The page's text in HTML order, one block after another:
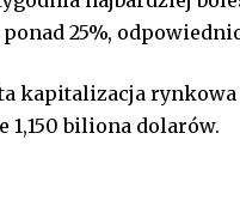
ponad 25%,
kapitalizacja
1,150 biliona dolarów.